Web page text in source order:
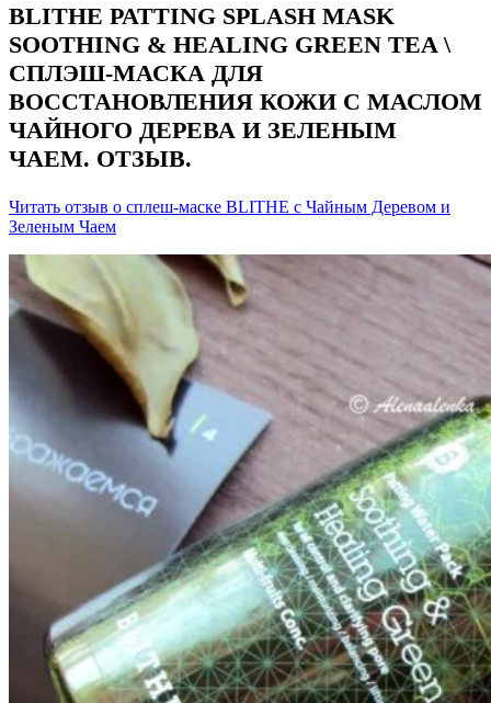
BLITHE PATTING SPLASH MASK
SOOTHING & HEALING GREEN TEA \
СПЛЭШ-МАСКА ДЛЯ
ВОССТАНОВЛЕНИЯ КОЖИ С МАСЛОМ
ЧАЙНОГО ДЕРЕВА И ЗЕЛЕНЫМ
ЧАЕМ. ОТЗЫВ.
Читать отзыв о сплеш-маске BLITHE с Чайным Деревом и
Зеленым Чаем